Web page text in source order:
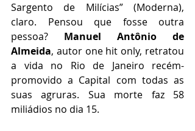
Sargento de Milícias” (Moderna),
claro. Pensou que fosse outra
pessoa? Manuel Antônio de
Almeida, autor one hit only, retratou
a vida no Rio de Janeiro recém-
promovido a Capital com todas as
suas agruras. Sua morte faz 58
miliádios no dia 15.